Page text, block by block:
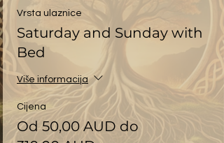
Vrsta ulaznice
Saturday and Sunday with
Bed
Više informacija
Cijena
Od 50,00 AUD do